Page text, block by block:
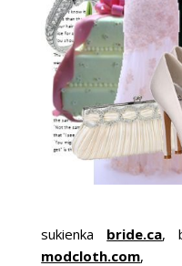
sukienka bride.ca,
modcloth.com,